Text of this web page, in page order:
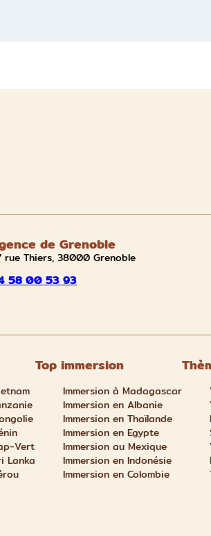
de Grenoble
rue Thiers, 38000 Grenoble
58 00 53 93
Vert
Lanka
Top immersion
Immersion à Madagascar
Immersion en Albanie
Immersion en Thaïlande
Immersion en Egypte
Immersion au Mexique
Immersion en Indonésie
Immersion en Colombie